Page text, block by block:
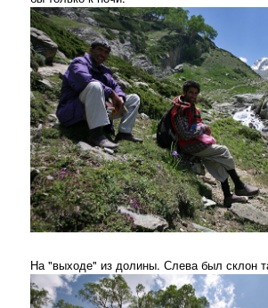
На "выходе" из долины. Слева был склон